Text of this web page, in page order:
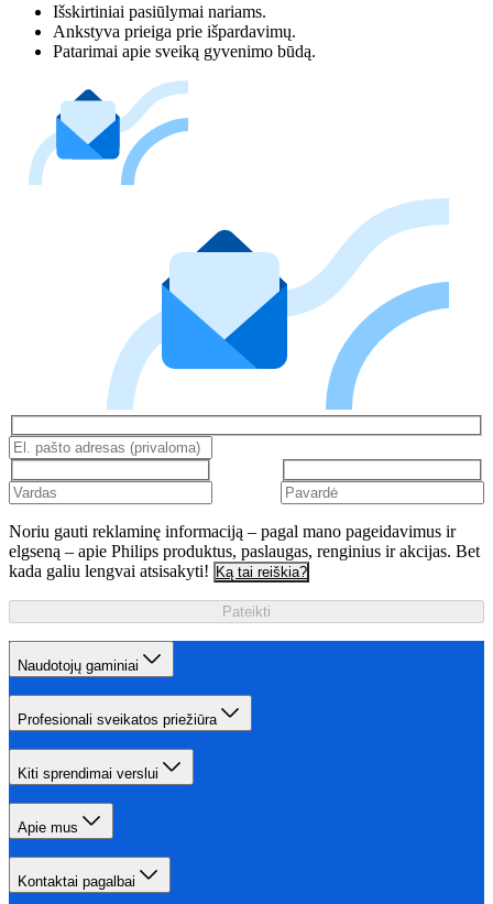
Išskirtiniai pasiūlymai nariams.
Ankstyva prieiga prie išpardavimų.
Patarimai apie sveiką gyvenimo būdą.
Noriu gauti reklaminę informaciją – pagal mano pageidavimus ir
elgseną – apie Philips produktus, paslaugas, renginius ir akcijas. Bet
kada galiu lengvai atsisakyti! Ką tai reiškia?
Pateikti
Naudotojų gaminiai
Profesionali sveikatos priežiūra
Kiti sprendimai verslui
Apie mus
Kontaktai pagalbai